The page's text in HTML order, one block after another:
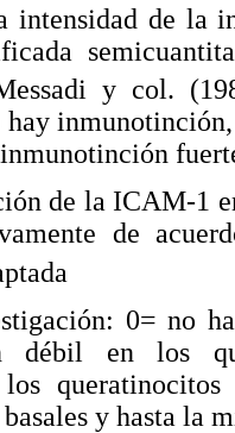
intensidad de la
y col.
hay
de la ICAM-1
de
0= no
débil en los
los
y hasta la